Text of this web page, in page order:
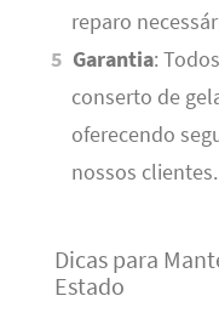
reparo
Garantia:
conserto de
oferecendo
nossos clientes.
Dicas para
Estado